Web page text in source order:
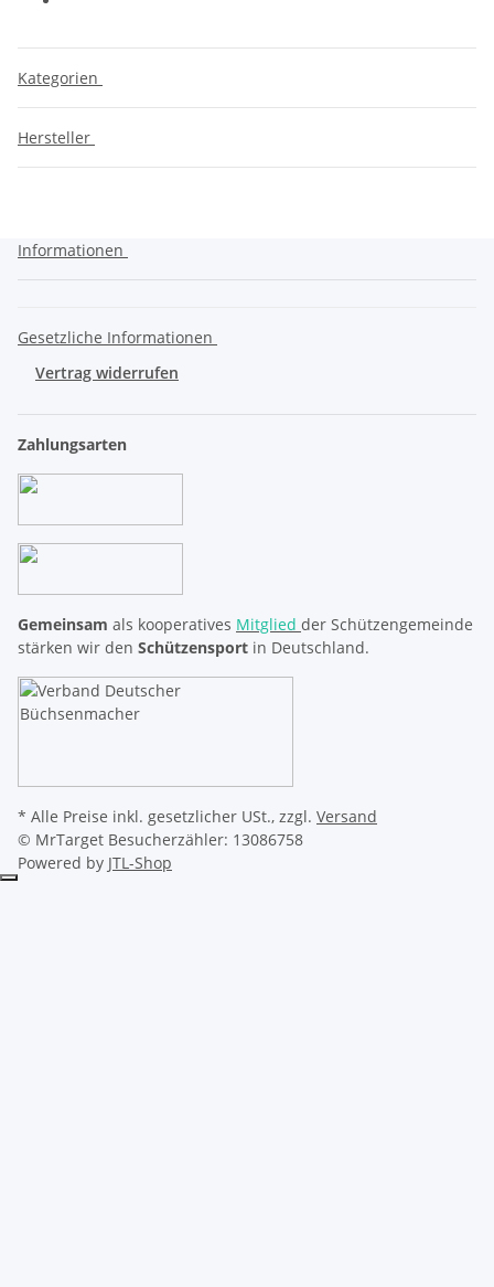
Kategorien
Hersteller
Informationen
Gesetzliche Informationen
Vertrag widerrufen
Zahlungsarten
Gemeinsam als kooperatives Mitglied der Schützengemeinde
stärken wir den Schützensport in Deutschland.
* Alle Preise inkl. gesetzlicher USt., zzgl. Versand
© MrTarget Besucherzähler: 13086758
Powered by JTL-Shop